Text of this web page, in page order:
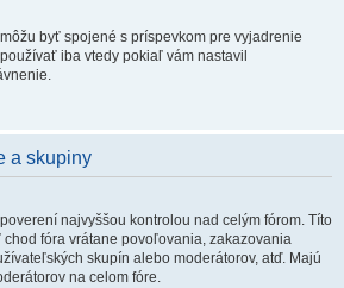
môžu byť spojené s príspevkom pre vyjadrenie
iba vtedy pokiaľ vám nastavil
a skupiny
najvyššou kontrolou nad celým fórom. Títo
fóra vrátane povoľovania, zakazovania
skupín alebo moderátorov, atď. Majú
na celom fóre.